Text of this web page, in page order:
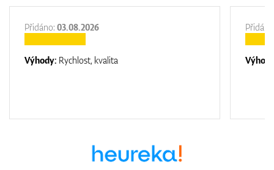
Přidáno: 03.08.2026
Výhody: Rychlost, kvalita